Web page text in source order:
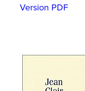
Version PDF